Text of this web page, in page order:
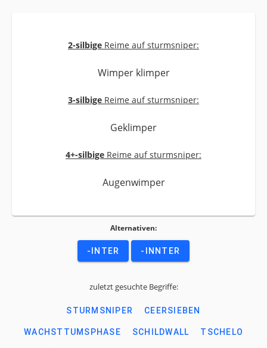
2-silbige Reime auf sturmsniper:
Wimper klimper
3-silbige Reime auf sturmsniper:
Geklimper
4+-silbige Reime auf sturmsniper:
Augenwimper
Alternativen:
-INTER -INNTER
zuletzt gesuchte Begriffe:
STURMSNIPER CEERSIEBEN
WACHSTTUMSPHASE SCHILDWALL TSCHELO